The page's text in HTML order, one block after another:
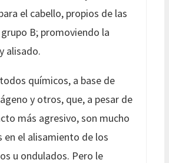
el cabello, propios de las
B; promoviendo la
alisado.
químicos, a base de
y otros, que, a pesar de
más agresivo, son mucho
en el alisamiento de los
u ondulados. Pero le